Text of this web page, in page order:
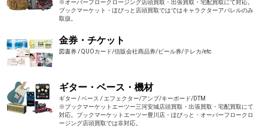
※オーバーフロークロージング店頭買取・出張買取・宅配買取にて対応。
ブックマーケット・ほびっと店頭買取ではではキャラクターアパレルのみ
取扱。
金券・チケット
図書券 / QUOカード/信販会社商品券/ビール券/テレカ/etc
ギター・ベース・機材
ギター / ベース / エフェクター/アンプ/キーボード/DTM
※ブックマーケットエーツー三河安城店頭買取・出張買取・宅配買取にて
対応。ブックマーケットエーツー豊川店・ほびっと・オーバーフロークロ
ージング店頭買取では非対応。